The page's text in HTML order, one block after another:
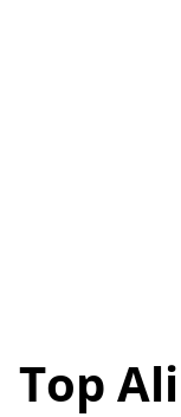
Top